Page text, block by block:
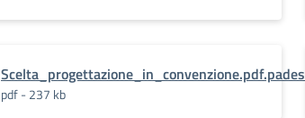
Scelta_progettazione_in_convenzione.pdf.pades_
pdf - 237 kb